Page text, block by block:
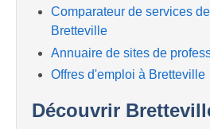
Comparateur de services
Bretteville
Annuaire de sites de
Offres d'emploi à Bretteville
Découvrir